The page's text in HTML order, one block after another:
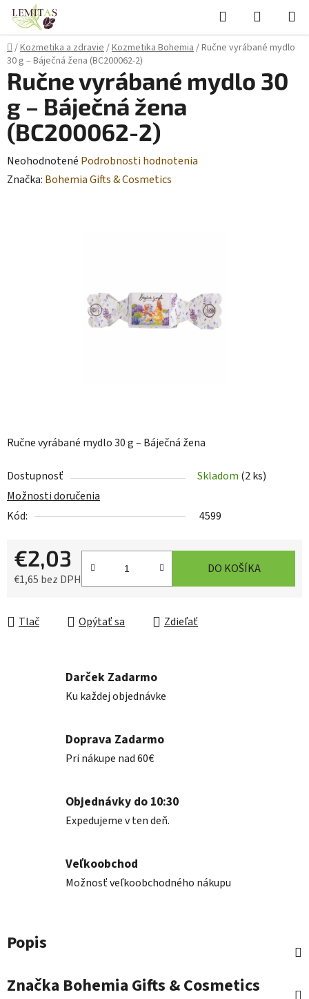
Prejsť
obsah
Hľadať
KOŠÍK
Domov
/Kozmetika a zdravie/Kozmetika Bohemia/Ručne vyrábané mydlo
30 g – Báječná žena (BC200062-2)
Ručne vyrábané mydlo 30 g – Báječná žena
Dostupnosť Skladom (2 ks)
Možnosti doručenia
Kód:
4599
€2,03
€1,65 bez DPH
DO KOŠÍKA
Tlač Opýtať sa Zdieľať
Ručne vyrábané mydlo 30
g – Báječná žena
(BC200062-2)
Priemerné
hodnotenie
Neohodnotené Podrobnosti hodnotenia
Značka: Bohemia Gifts & Cosmetics
Darček Zadarmo
Ku každej objednávke
Doprava Zadarmo
Pri nákupe nad 60€
Objednávky do 10:30
Expedujeme v ten deň.
Veľkoobchod
Možnosť veľkoobchodného nákupu
Popis
Značka Bohemia Gifts & Cosmetics